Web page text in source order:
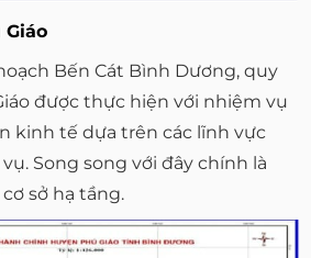
Giáo
Bến Cát Bình Dương, quy
được thực hiện với nhiệm vụ
kinh tế dựa trên các lĩnh vực
Song song với đây chính là
sở hạ tầng.